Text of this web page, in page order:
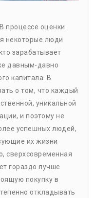
процессе оценки
некоторые люди
зарабатывает
давным-давно
капитала. В
о том, что каждый
уникальной
и поэтому не
успешных людей,
их жизни
сверхсовременная
гораздо лучше
покупку в
откладывать